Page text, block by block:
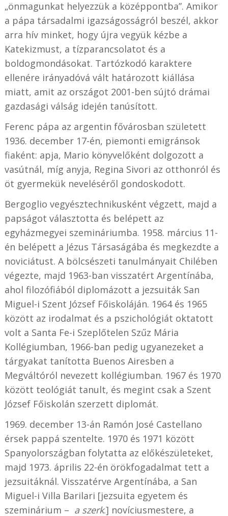
„önmagunkat helyezzük a középpontba”. Amikor
a pápa társadalmi igazságosságról beszél, akkor
arra hív minket, hogy újra vegyük kézbe a
Katekizmust, a tízparancsolatot és a
boldogmondásokat. Tartózkodó karaktere
ellenére irányadóvá vált határozott kiállása
miatt, amit az országot 2001-ben sújtó drámai
gazdasági válság idején tanúsított.
Ferenc pápa az argentin fővárosban született
1936. december 17-én, piemonti emigránsok
fiaként: apja, Mario könyvelőként dolgozott a
vasútnál, míg anyja, Regina Sivori az otthonról és
öt gyermekük neveléséről gondoskodott.
Bergoglio vegyésztechnikusként végzett, majd a
papságot választotta és belépett az
egyházmegyei szemináriumba. 1958. március 11-
én belépett a Jézus Társaságába és megkezdte a
noviciátust. A bölcsészeti tanulmányait Chilében
végezte, majd 1963-ban visszatért Argentínába,
ahol filozófiából diplomázott a jezsuiták San
Miguel-i Szent József Főiskoláján. 1964 és 1965
között az irodalmat és a pszichológiát oktatott
volt a Santa Fe-i Szeplőtelen Szűz Mária
Kollégiumban, 1966-ban pedig ugyanezeket a
tárgyakat tanította Buenos Airesben a
Megváltóról nevezett kollégiumban. 1967 és 1970
között teológiát tanult, és megint csak a Szent
József Főiskolán szerzett diplomát.
1969. december 13-án Ramón José Castellano
érsek pappá szentelte. 1970 és 1971 között
Spanyolországban folytatta az előkészületeket,
majd 1973. április 22-én örökfogadalmat tett a
jezsuitáknál. Visszatérve Argentínába, a San
Miguel-i Villa Barilari [jezsuita egyetem és
szeminárium – a szerk.] novíciusmestere, a